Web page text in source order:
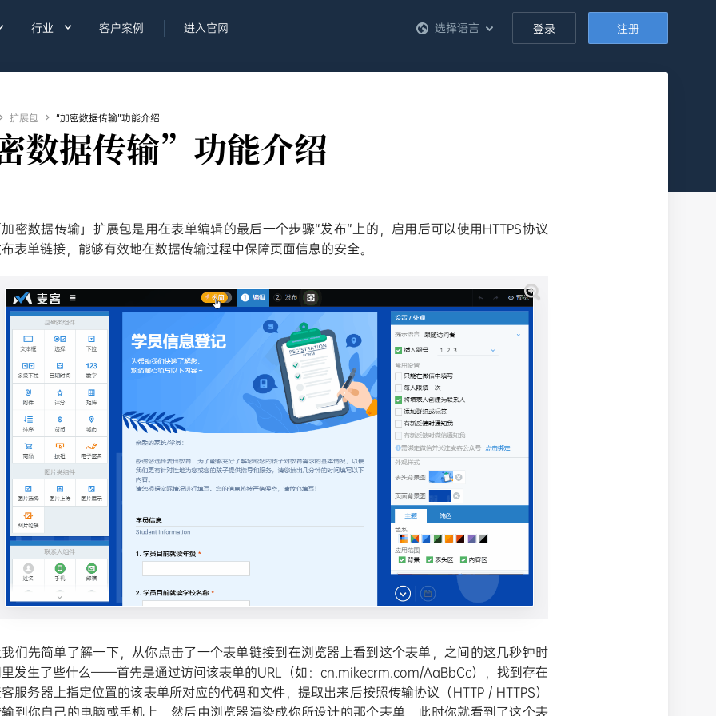
行业  客户案例 进入官网 登录 注册
选择语言
扩展包  “加密数据传输”功能介绍
数据传输”功能介绍
密数据传输」扩展包是用在表单编辑的最后一个步骤“发布”上的，启用后可以使用HTTPS协议
表单链接，能够有效地在数据传输过程中保障页面信息的安全。
们先简单了解一下，从你点击了一个表单链接到在浏览器上看到这个表单，之间的这几秒钟时
发生了些什么——首先是通过访问该表单的URL（如：cn.mikecrm.com/AaBbCc），找到存在
服务器上指定位置的该表单所对应的代码和文件，提取出来后按照传输协议（HTTP / HTTPS）
到你自己的电脑或手机上，然后由浏览器渲染成你所设计的那个表单，此时你就看到了这个表